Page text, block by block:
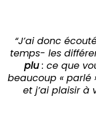
“J’ai donc
temps- les
plu: ce que
beaucoup « parlé
et j’ai plaisir à